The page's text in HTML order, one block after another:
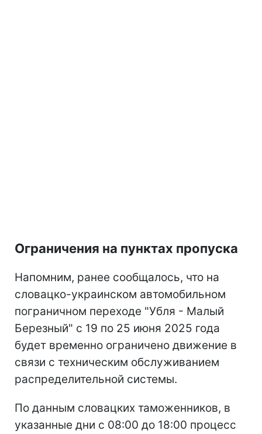
Ограничения на пунктах пропуска
Напомним, ранее сообщалось, что на
словацко-украинском автомобильном
пограничном переходе "Убля - Малый
Березный" с 19 по 25 июня 2025 года
будет временно ограничено движение в
связи с техническим обслуживанием
распределительной системы.
По данным словацких таможенников, в
указанные дни с 08:00 до 18:00 процесс